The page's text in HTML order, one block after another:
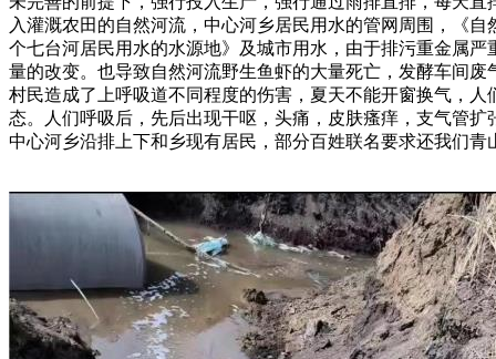
入灌溉农田的自然河流，中心河乡居民用水的管网周围，《
个七台河居民用水的水源地》及城市用水，由于排污重金属
量的改变。也导致自然河流野生鱼虾的大量死亡，发酵车间
村民造成了上呼吸道不同程度的伤害，夏天不能开窗换气，
态。人们呼吸后，先后出现干呕，头痛，皮肤瘙痒，支气管
中心河乡沿排上下和乡现有居民，部分百姓联名要求还我们青